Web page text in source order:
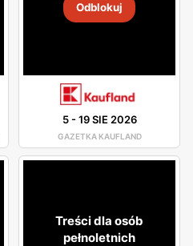
Odblokuj
5-19 SIE 2026
GAZETKA KAUFLAND
Treści dla osób
pełnoletnich